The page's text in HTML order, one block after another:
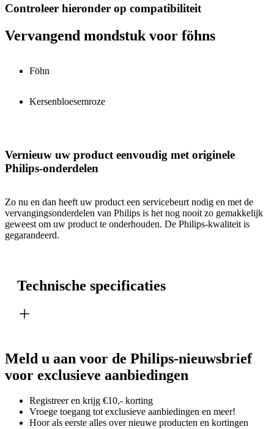
Controleer hieronder op compatibiliteit
Vervangend mondstuk voor föhns
Föhn
Kersenbloesemroze
Vernieuw uw product eenvoudig met originele
Philips-onderdelen
Zo nu en dan heeft uw product een servicebeurt nodig en met de
vervangingsonderdelen van Philips is het nog nooit zo gemakkelijk
geweest om uw product te onderhouden. De Philips-kwaliteit is
gegarandeerd.
Technische specificaties
Meld u aan voor de Philips-nieuwsbrief
voor exclusieve aanbiedingen
Registreer en krijg €10,- korting
Vroege toegang tot exclusieve aanbiedingen en meer!
Hoor als eerste alles over nieuwe producten en kortingen